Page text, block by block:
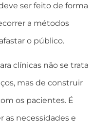
ser feito de forma
a métodos
o público.
clínicas não se trata
mas de construir
os pacientes. É
as necessidades e